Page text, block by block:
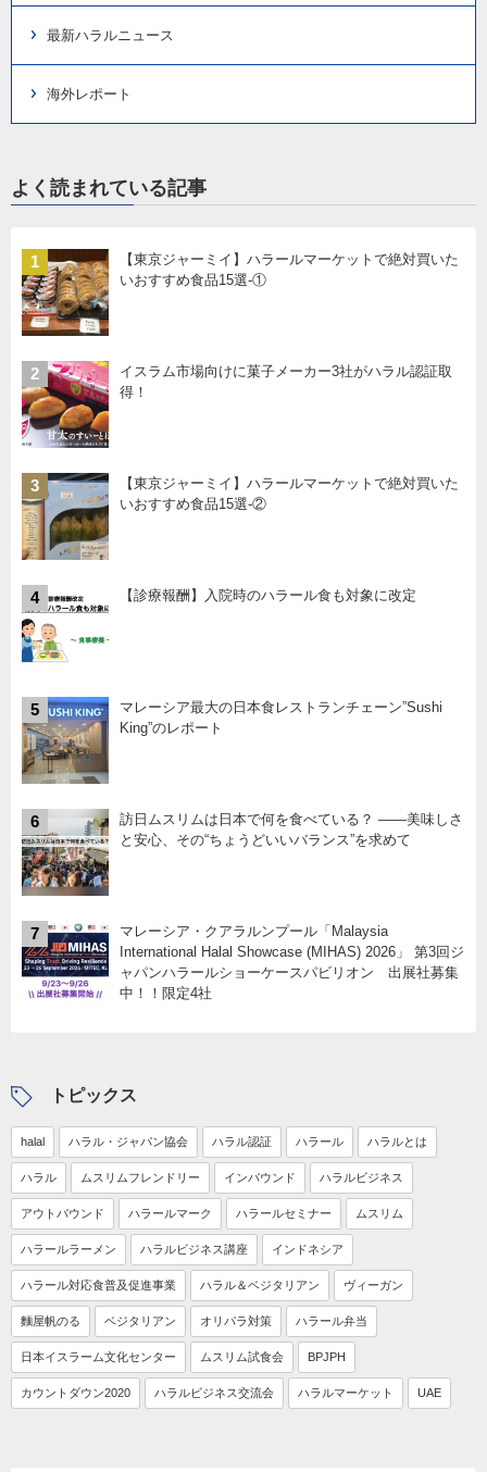
最新ハラルニュース
海外レポート
よく読まれている記事
1
【東京ジャーミイ】ハラールマーケットで絶対買いた
いおすすめ食品15選-①
2
イスラム市場向けに菓子メーカー3社がハラル認証取
得！
3
【東京ジャーミイ】ハラールマーケットで絶対買いた
いおすすめ食品15選-②
4 【診療報酬】入院時のハラール食も対象に改定
5
マレーシア最大の日本食レストランチェーン”Sushi
King”のレポート
6
訪日ムスリムは日本で何を食べている？ ――美味しさ
と安心、その“ちょうどいいバランス”を求めて
7
マレーシア・クアラルンプール「Malaysia
International Halal Showcase (MIHAS) 2026」 第3回ジ
ャパンハラールショーケースパビリオン 出展社募集
中！！限定4社
トピックス
halal ハラル・ジャパン協会 ハラル認証 ハラール ハラルとは
ハラル ムスリムフレンドリー インバウンド ハラルビジネス
アウトバウンド ハラールマーク ハラールセミナー ムスリム
ハラールラーメン ハラルビジネス講座 インドネシア
ハラール対応食普及促進事業 ハラル＆ベジタリアン ヴィーガン
麵屋帆のる ベジタリアン オリパラ対策 ハラール弁当
日本イスラーム文化センター ムスリム試食会 BPJPH
カウントダウン2020 ハラルビジネス交流会 ハラルマーケット UAE